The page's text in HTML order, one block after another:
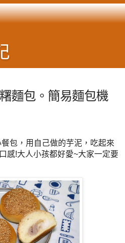
麵包。簡易麵包機
包，用自己做的芋泥，吃起來
感!大人小孩都好愛~大家一定要